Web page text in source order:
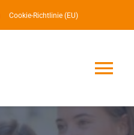
Cookie-Richtlinie (EU)